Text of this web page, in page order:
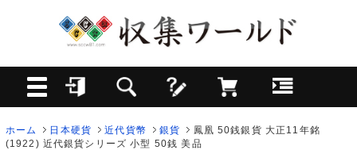
ホーム 日本硬貨 近代貨幣 銀貨
鳳凰 50銭銀貨 大正11年銘
(1922) 近代銀貨シリーズ 小型 50銭 美品